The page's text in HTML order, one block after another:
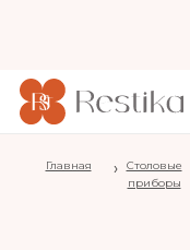
Главная ›
Столовые
приборы